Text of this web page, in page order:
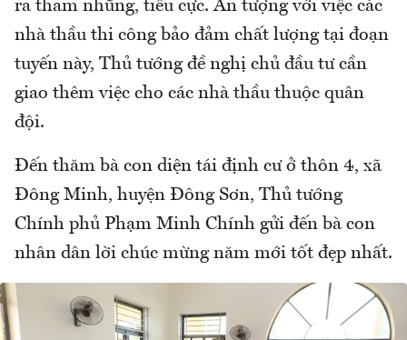
ra tham nhũng, tiêu cực. Ấn tượng với việc các
nhà thầu thi công bảo đảm chất lượng tại đoạn
tuyến này, Thủ tướng đề nghị chủ đầu tư cần
giao thêm việc cho các nhà thầu thuộc quân
đội.
Đến thăm bà con diện tái định cư ở thôn 4, xã
Đông Minh, huyện Đông Sơn, Thủ tướng
Chính phủ Phạm Minh Chính gửi đến bà con
nhân dân lời chúc mừng năm mới tốt đẹp nhất.